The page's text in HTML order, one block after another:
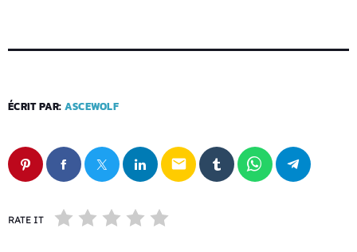
ÉCRIT PAR: ASCEWOLF
email
RATE IT